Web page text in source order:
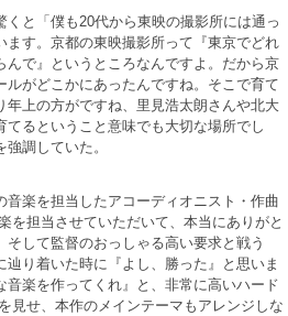
と「僕も20代から東映の撮影所には通っ
す。京都の東映撮影所って『東京でどれ
で』というところなんですよ。だから京
がどこかにあったんですね。そこで育て
上の方がですね、里見浩太朗さんや北大
るということ意味でも大切な場所でし
調していた。
楽を担当したアコーディオニスト・作曲
を担当させていただいて、本当にありがと
して監督のおっしゃる高い要求と戦う
り着いた時に『よし、勝った』と思いま
楽を作ってくれ』と、非常に高いハード
見せ、本作のメインテーマもアレンジしな